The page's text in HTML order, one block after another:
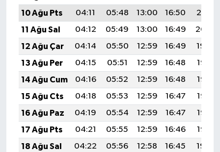
10 Ağu Pts
04:11 05:48 13:00 16:50
20:01
11 Ağu Sal
04:12 05:49 13:00 16:49
20:00
12 Ağu Çar
04:14 05:50 12:59 16:49
19:59
13 Ağu Per
04:15 05:51 12:59 16:48
19:57
14 Ağu Cum
04:16 05:52 12:59 16:48
19:56
15 Ağu Cts
04:18 05:53 12:59 16:47
19:55
16 Ağu Paz
04:19 05:54 12:59 16:47
19:53
17 Ağu Pts
04:21 05:55 12:59 16:46
19:52
18 Ağu Sal
04:22 05:56 12:58 16:45
19:50